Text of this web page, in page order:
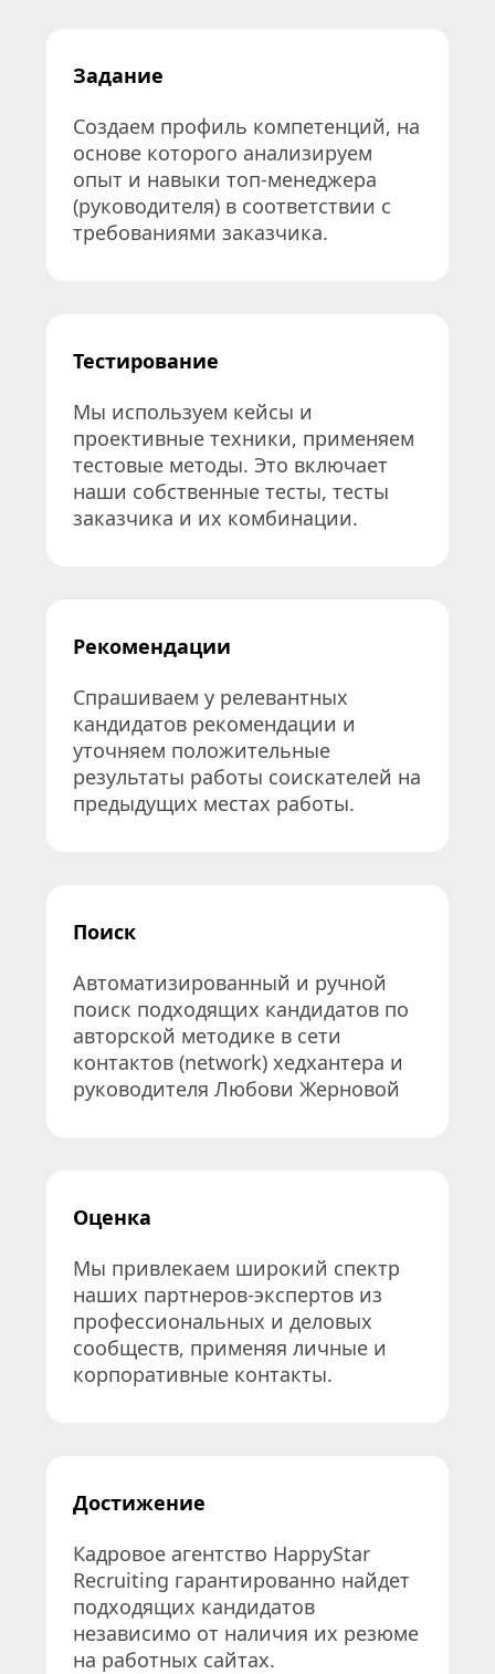
Задание
Создаем профиль компетенций, на
основе которого анализируем
опыт и навыки топ-менеджера
(руководителя) в соответствии с
требованиями заказчика.
Тестирование
Мы используем кейсы и
проективные техники, применяем
тестовые методы. Это включает
наши собственные тесты, тесты
заказчика и их комбинации.
Рекомендации
Спрашиваем у релевантных
кандидатов рекомендации и
уточняем положительные
результаты работы соискателей на
предыдущих местах работы.
Поиск
Автоматизированный и ручной
поиск подходящих кандидатов по
авторской методике в сети
контактов (network) хедхантера и
руководителя Любови Жерновой
Оценка
Мы привлекаем широкий спектр
наших партнеров-экспертов из
профессиональных и деловых
сообществ, применяя личные и
корпоративные контакты.
Достижение
Кадровое агентство HappyStar
Recruiting гарантированно найдет
подходящих кандидатов
независимо от наличия их резюме
на работных сайтах.